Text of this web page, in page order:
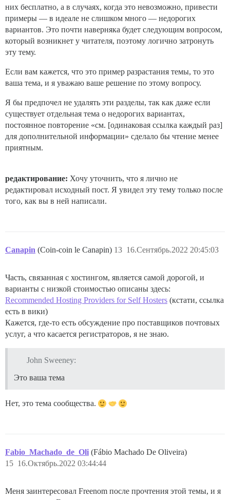
них бесплатно, а в случаях, когда это невозможно, привести
примеры — в идеале не слишком много — недорогих
вариантов. Это почти наверняка будет следующим вопросом,
который возникнет у читателя, поэтому логично затронуть
эту тему.
Если вам кажется, что это пример разрастания темы, то это
ваша тема, и я уважаю ваше решение по этому вопросу.
Я бы предпочел не удалять эти разделы, так как даже если
существует отдельная тема о недорогих вариантах,
постоянное повторение «см. [одинаковая ссылка каждый раз]
для дополнительной информации» сделало бы чтение менее
приятным.
редактирование: Хочу уточнить, что я лично не
редактировал исходный пост. Я увидел эту тему только после
того, как вы в ней написали.
Canapin (Coin-coin le Canapin) 16.Сентябрь.2022 20:45:03
13
Часть, связанная с хостингом, является самой дорогой, и
варианты с низкой стоимостью описаны здесь:
Recommended Hosting Providers for Self Hosters (кстати, ссылка
есть в вики)
Кажется, где-то есть обсуждение про поставщиков почтовых
услуг, а что касается регистраторов, я не знаю.
John Sweeney:
Это ваша тема
Нет, это тема сообщества.
Fabio_Machado_de_Oli (Fábio Machado De Oliveira)
16.Октябрь.2022 03:44:44
15
Меня заинтересовал Freenom после прочтения этой темы, и я